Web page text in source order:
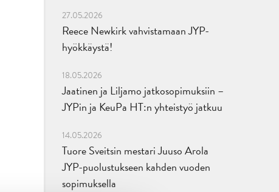
27.05.2026
Reece Newkirk vahvistamaan JYP-
hyökkäystä!
18.05.2026
Jaatinen ja Liljamo jatkosopimuksiin –
JYPin ja KeuPa HT:n yhteistyö jatkuu
14.05.2026
Tuore Sveitsin mestari Juuso Arola
JYP-puolustukseen kahden vuoden
sopimuksella